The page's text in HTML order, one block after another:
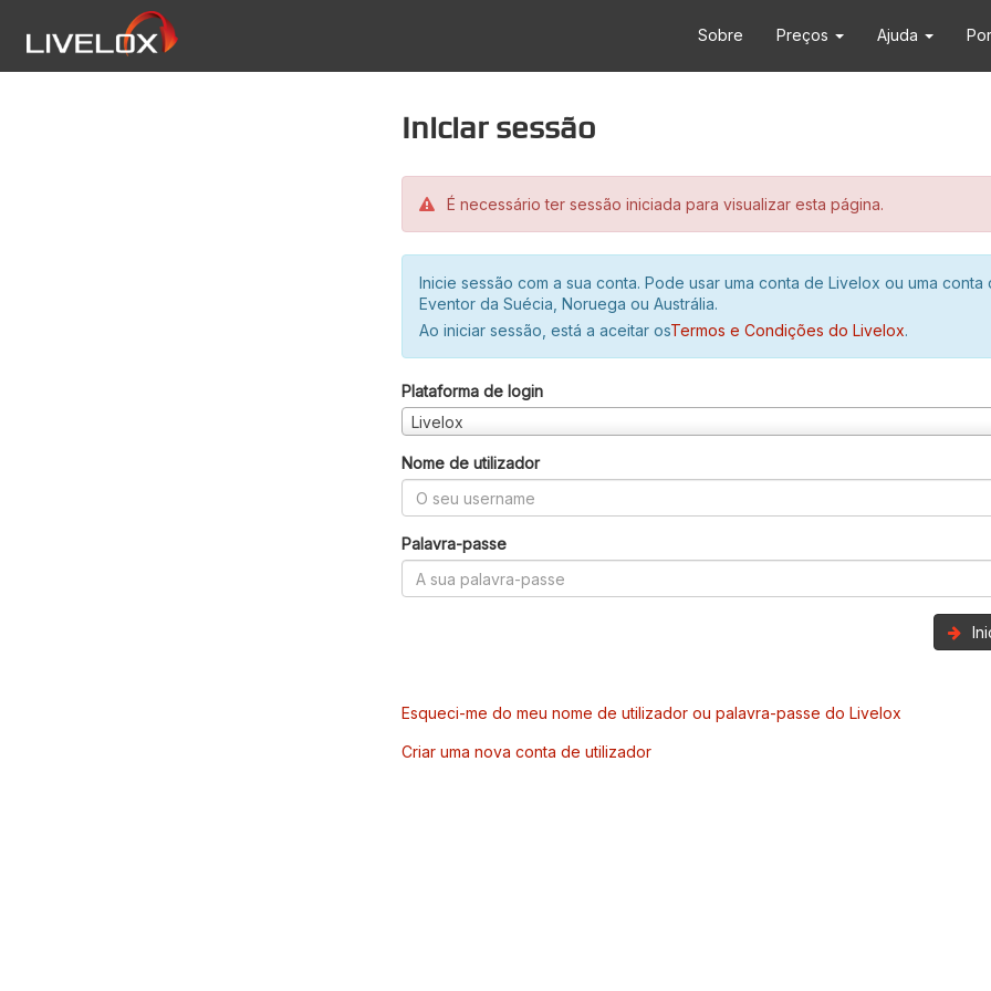
Sobre Preços Ajuda
Iniciar sessão
É necessário ter sessão iniciada para visualizar esta página.
Inicie sessão com a sua conta. Pode usar uma conta de Livelox ou uma conta
Eventor da Suécia, Noruega ou Austrália.
Ao iniciar sessão, está a aceitar osTermos e Condições do Livelox.
Plataforma de login
Livelox
Nome de utilizador
Palavra-passe
Esqueci-me do meu nome de utilizador ou palavra-passe do Livelox
Criar uma nova conta de utilizador